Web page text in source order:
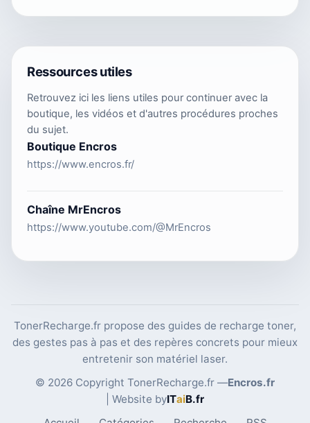
Ressources utiles
Retrouvez ici les liens utiles pour continuer avec la
boutique, les vidéos et d'autres procédures proches
du sujet.
Boutique Encros
https://www.encros.fr/
Chaîne MrEncros
https://www.youtube.com/@MrEncros
TonerRecharge.fr propose des guides de recharge toner,
des gestes pas à pas et des repères concrets pour mieux
entretenir son matériel laser.
© 2026 Copyright TonerRecharge.fr —Encros.fr
| Website byITaiB.fr